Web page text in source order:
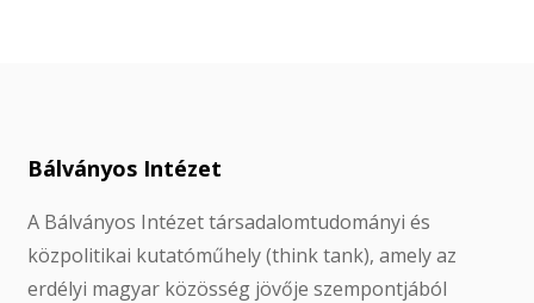
Bálványos Intézet
A Bálványos Intézet társadalomtudományi és
közpolitikai kutatóműhely (think tank), amely az
erdélyi magyar közösség jövője szempontjából